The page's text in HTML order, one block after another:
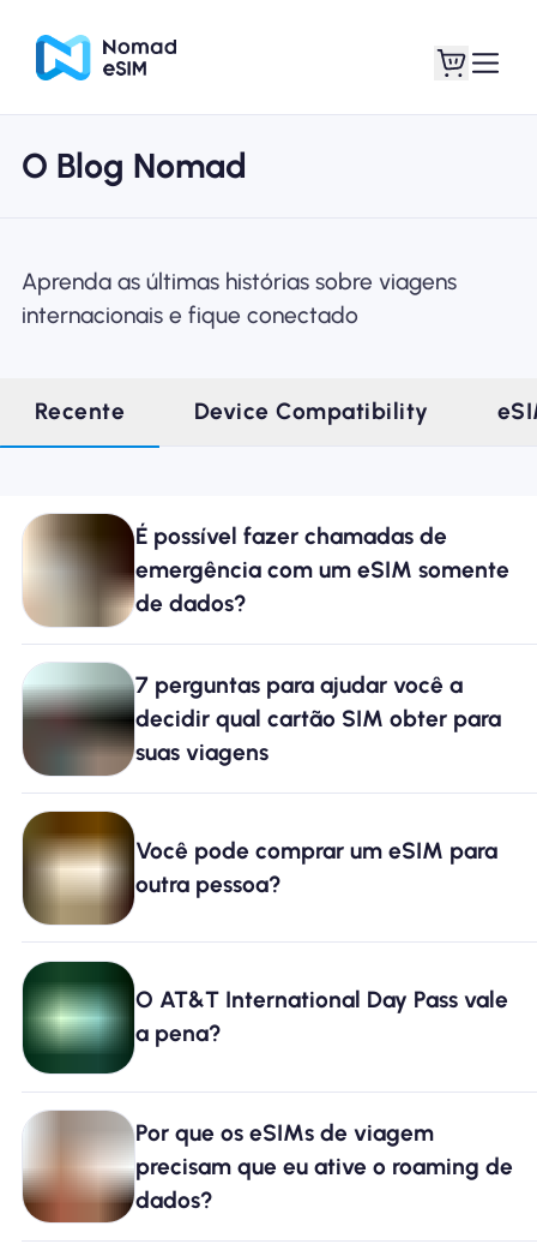
Entrar Inscrever-se
Planos de loja
Sobre o eSIM
Por que Nomad eSIM
Usando um eSIM
Para negócios
O Blog Nomad
Aprenda as últimas histórias sobre viagens
internacionais e fique conectado
Recente Device Compatibility
É possível fazer chamadas de
emergência com um eSIM somente
de dados?
7 perguntas para ajudar você a
decidir qual cartão SIM obter para
suas viagens
Você pode comprar um eSIM para
outra pessoa?
O AT&T International Day Pass vale
a pena?
Por que os eSIMs de viagem
precisam que eu ative o roaming de
dados?